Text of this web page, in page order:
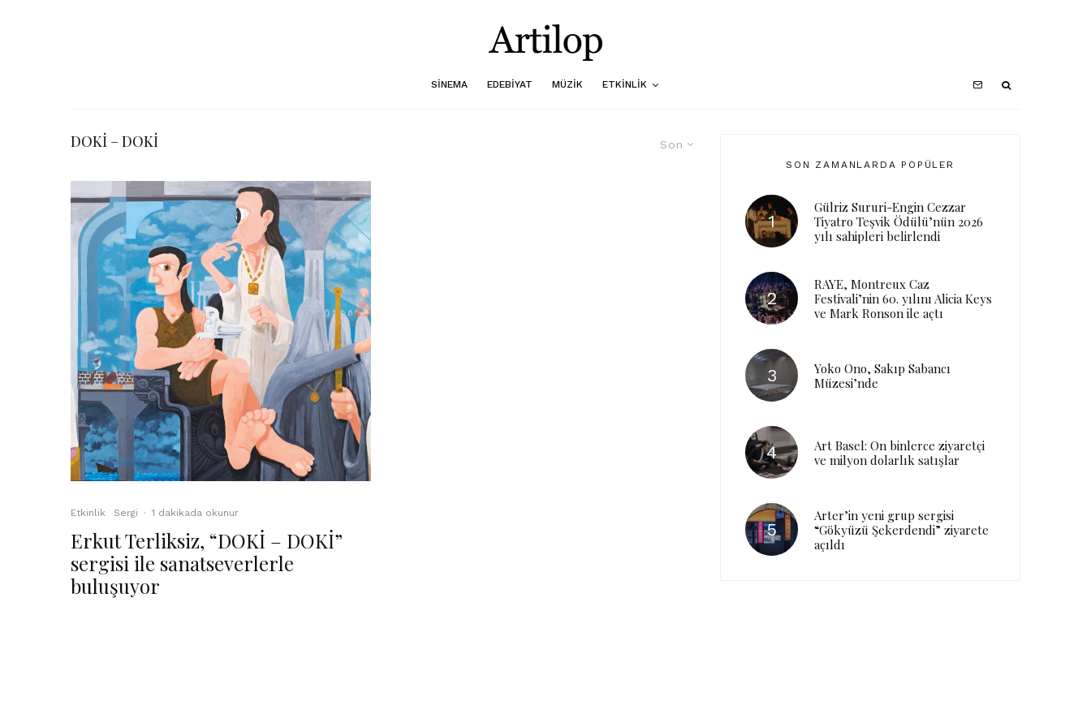
SINEMA EDEBIYAT MÜZIK ETKINLIK
Son
DOKİ – DOKİ
Etkinlik Sergi · 1 dakikada okunur
Erkut Terliksiz, “DOKİ – DOKİ”
sergisi ile sanatseverlerle
buluşuyor
SON ZAMANLARDA POPÜLER
Gülriz Sururi-Engin Cezzar
Tiyatro Teşvik Ödülü’nün 2026
yılı sahipleri belirlendi
RAYE, Montreux Caz
Festivali’nin 60. yılını Alicia Keys
ve Mark Ronson ile açtı
Yoko Ono, Sakıp Sabancı
Müzesi’nde
Art Basel: On binlerce ziyaretçi
ve milyon dolarlık satışlar
Arter’in yeni grup sergisi
“Gökyüzü Şekerdendi” ziyarete
açıldı